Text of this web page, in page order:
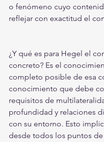
o fenómeno cuyo
reflejar con exactitud el
¿Y qué es para Hegel el
concreto? Es el
completo posible de esa
conocimiento que debe
requisitos de
profundidad y relaciones
con su entorno. Esto
desde todos los puntos de